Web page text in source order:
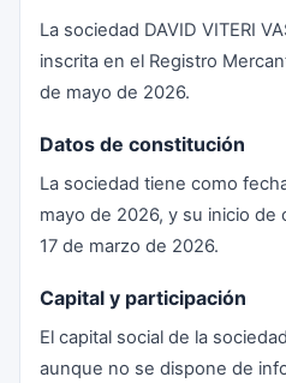
La sociedad DAVID VITERI
inscrita en el Registro
de mayo de 2026.
Datos de constitución
La sociedad tiene como
mayo de 2026, y su inicio
17 de marzo de 2026.
Capital y participación
El capital social de la
aunque no se dispone de